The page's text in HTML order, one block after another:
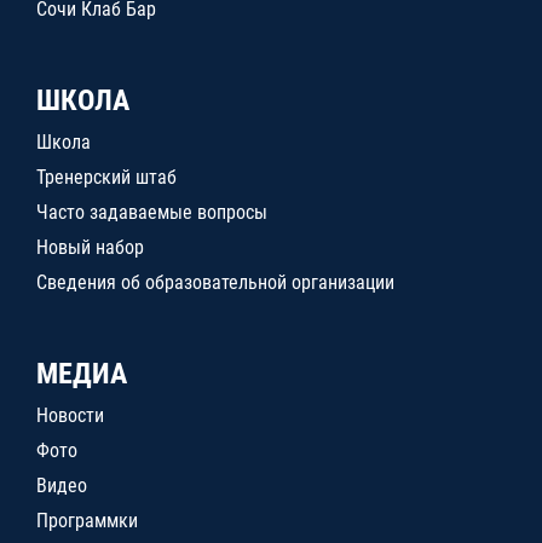
Сочи Клаб Бар
ШКОЛА
Школа
Тренерский штаб
Часто задаваемые вопросы
Новый набор
Сведения об образовательной организации
МЕДИА
Новости
Фото
Видео
Программки